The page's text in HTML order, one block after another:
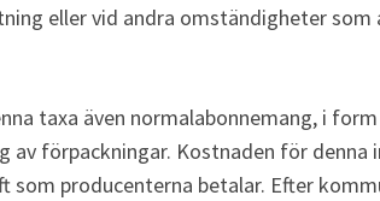
eller vid andra omständigheter som
taxa även normalabonnemang, i
av förpackningar. Kostnaden för denna
som producenterna betalar. Efter